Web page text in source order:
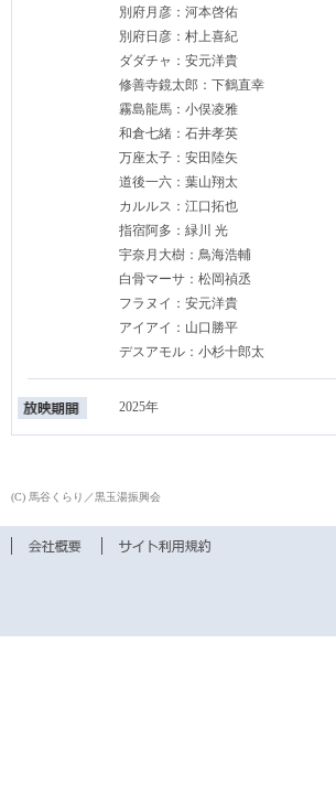
別府月彦：河本啓佑
別府日彦：村上喜紀
ダダチャ：安元洋貴
修善寺鏡太郎：下鶴直幸
霧島龍馬：小俣凌雅
和倉七緒：石井孝英
万座太子：安田陸矢
道後一六：葉山翔太
カルルス：江口拓也
指宿阿多：緑川 光
宇奈月大樹：鳥海浩輔
白骨マーサ：松岡禎丞
フラヌイ：安元洋貴
アイアイ：山口勝平
デスアモル：小杉十郎太
2025年
(C) 馬谷くらり／黒玉湯振興会